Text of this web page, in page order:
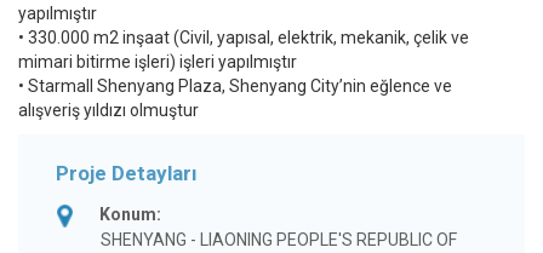
yapılmıştır
• 330.000 m2 inşaat (Civil, yapısal, elektrik, mekanik, çelik ve
mimari bitirme işleri) işleri yapılmıştır
• Starmall Shenyang Plaza, Shenyang City’nin eğlence ve
alışveriş yıldızı olmuştur
Proje Detayları
Konum:
SHENYANG - LIAONING PEOPLE'S REPUBLIC OF